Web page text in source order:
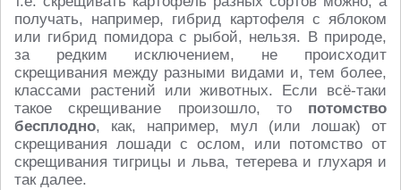
получать, например, гибрид картофеля с яблоком
или гибрид помидора с рыбой, нельзя. В природе,
за редким исключением, не происходит
скрещивания между разными видами и, тем более,
классами растений или животных. Если всё-таки
такое скрещивание произошло, то потомство
бесплодно, как, например, мул (или лошак) от
скрещивания лошади с ослом, или потомство от
скрещивания тигрицы и льва, тетерева и глухаря и
так далее.